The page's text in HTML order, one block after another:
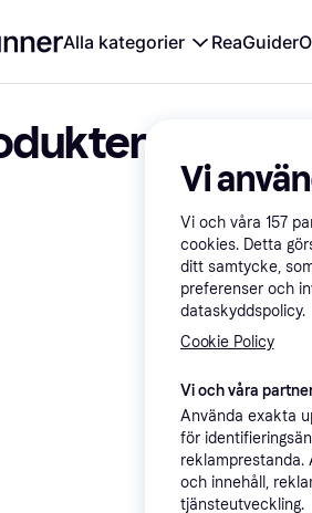
Alla kategorier ReaGuider
Geberit Mapress
Vi
Vi och våra 157
cookies. Detta
ditt samtycke,
preferenser och
dataskyddspolicy.
Cookie Policy
Vi och våra
Använda exakta
för
reklamprestanda.
och innehåll,
tjänsteutveckling.